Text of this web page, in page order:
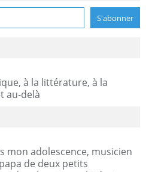
à la littérature, à la
au-delà
mon adolescence, musicien
de deux petits